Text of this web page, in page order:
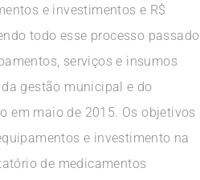
e investimentos e R$
todo esse processo passado
serviços e insumos
gestão municipal e do
em maio de 2015. Os objetivos
e investimento na
de medicamentos